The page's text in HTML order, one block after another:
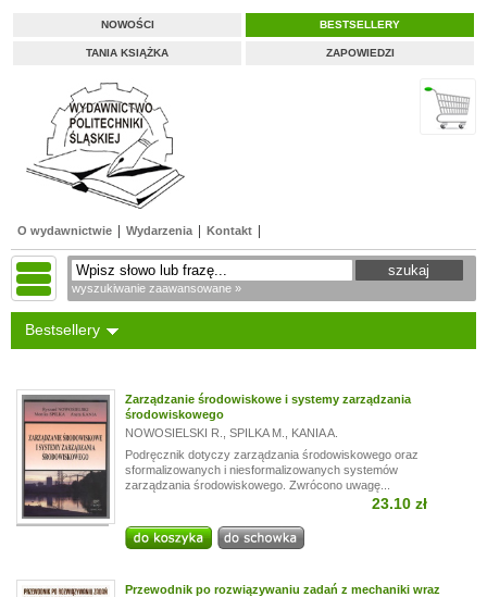
NOWOŚCI BESTSELLERY
TANIA KSIĄŻKA ZAPOWIEDZI
O wydawnictwie Wydarzenia Kontakt
wyszukiwanie zaawansowane »
Bestsellery
Zarządzanie środowiskowe i systemy zarządzania
środowiskowego
NOWOSIELSKI R.
SPILKA M.
KANIA A.
Podręcznik dotyczy zarządzania środowiskowego oraz
sformalizowanych i niesformalizowanych systemów
zarządzania środowiskowego. Zwrócono uwagę...
23.10 zł
Przewodnik po rozwiązywaniu zadań z mechaniki wraz